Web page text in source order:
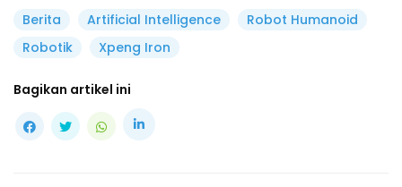
Berita
Artificial Intelligence
Robot Humanoid
Robotik
Xpeng Iron
Bagikan artikel ini